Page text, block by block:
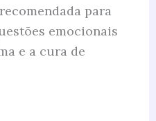
para
emocionais
e a cura de